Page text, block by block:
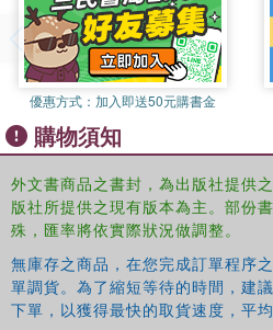
training to combat erroneous or
and/or reduce the effects of
book will be of interest to road
road safety practitioners in the
優惠方式： 加入即送50元購書金
購物須知
外文書商品之書封，為出版社提供
版社所提供之現有版本為主。部份
殊，匯率將依實際狀況做調整。
無庫存之商品，在您完成訂單程序
單調貨。為了縮短等待的時間，建
下單，以獲得最快的取貨速度，平